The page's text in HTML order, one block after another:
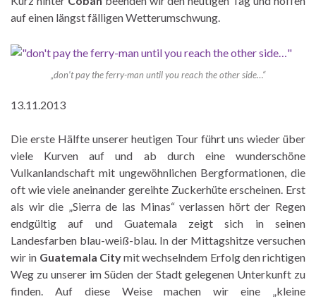
auf einen längst fälligen Wetterumschwung.
„don’t pay the ferry-man until you reach the other side…“
13.11.2013
Die erste Hälfte unserer heutigen Tour führt uns wieder über
viele Kurven auf und ab durch eine wunderschöne
Vulkanlandschaft mit ungewöhnlichen Bergformationen, die
oft wie viele aneinander gereihte Zuckerhüte erscheinen. Erst
als wir die „Sierra de las Minas“ verlassen hört der Regen
endgültig auf und Guatemala zeigt sich in seinen
Landesfarben blau-weiß-blau. In der Mittagshitze versuchen
wir in Guatemala Citymit wechselndem Erfolg den richtigen
Weg zu unserer im Süden der Stadt gelegenen Unterkunft zu
finden. Auf diese Weise machen wir eine „kleine